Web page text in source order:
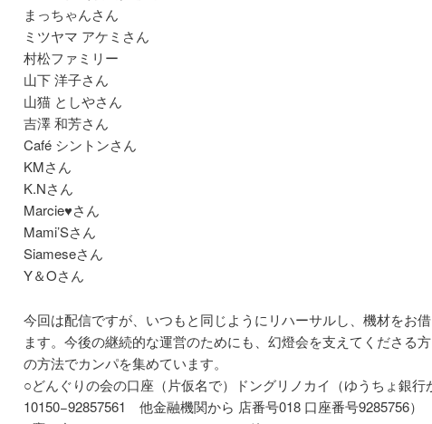
まっちゃんさん
ミツヤマ アケミさん
村松ファミリー
山下 洋子さん
山猫 としやさん
吉澤 和芳さん
Café シントンさん
KMさん
K.Nさん
Marcie♥さん
Mami’Sさん
Siameseさん
Y＆Oさん
今回は配信ですが、いつもと同じようにリハーサルし、機材をお
ます。今後の継続的な運営のためにも、幻燈会を支えてくださる
の方法でカンパを集めています。
○どんぐりの会の口座（片仮名で）ドングリノカイ（ゆうちょ銀行
10150−92857561 他金融機関から 店番号018 口座番号9285756）